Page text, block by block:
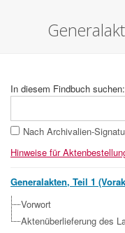
In diesem Findbuch suchen:
Nach Archivalien-
Hinweise für
Generalakten, Teil 1
Vorwort
Aktenüberlieferung des